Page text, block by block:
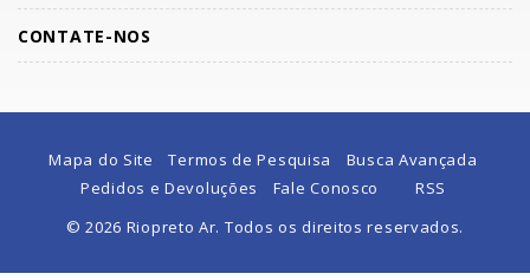
CONTATE-NOS
Mapa do Site Termos de Pesquisa
Busca Avançada
Pedidos e Devoluções
Fale Conosco
RSS
© 2026 Riopreto Ar. Todos os direitos reservados.